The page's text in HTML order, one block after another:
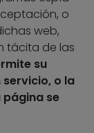
o
web,
tácita de las
su
o la
se